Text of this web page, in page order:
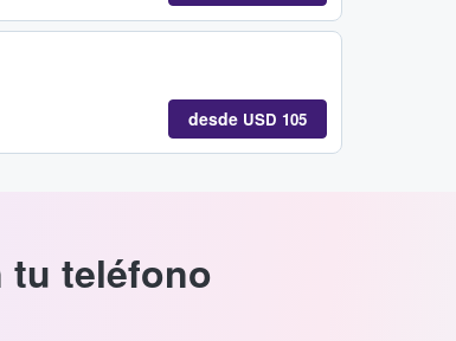
desde USD 105
tu teléfono